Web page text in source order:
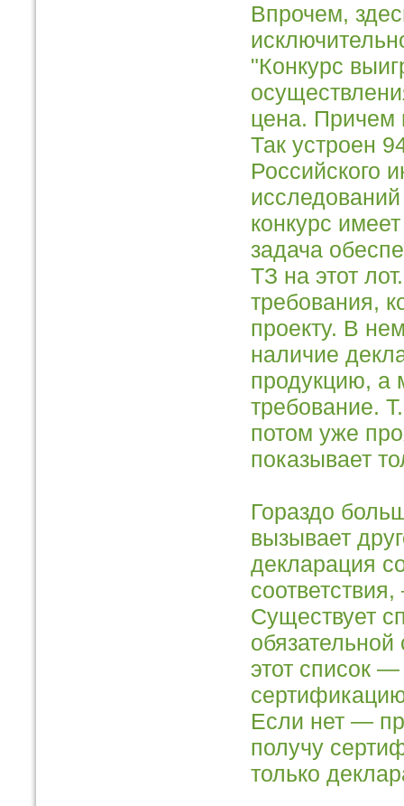
Впрочем,
"Конкурс
цена. Причем
Так устроен
Российского
конкурс
задача
ТЗ на этот
требования,
проекту. В
наличие
продукцию, а
требование.
потом уже
показывает
Гораздо
вызывает
декларация
Существует
этот список
Если нет —
получу
только